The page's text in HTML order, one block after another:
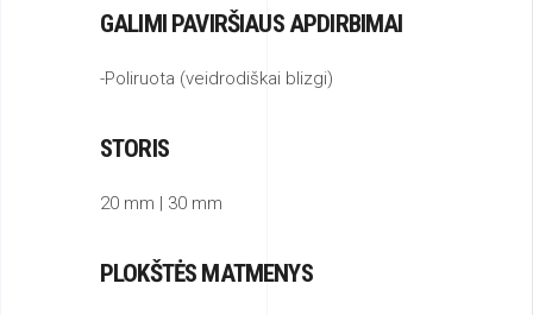
GALIMI PAVIRŠIAUS APDIRBIMAI
-Poliruota (veidrodiškai blizgi)
STORIS
20 mm | 30 mm
PLOKŠTĖS MATMENYS